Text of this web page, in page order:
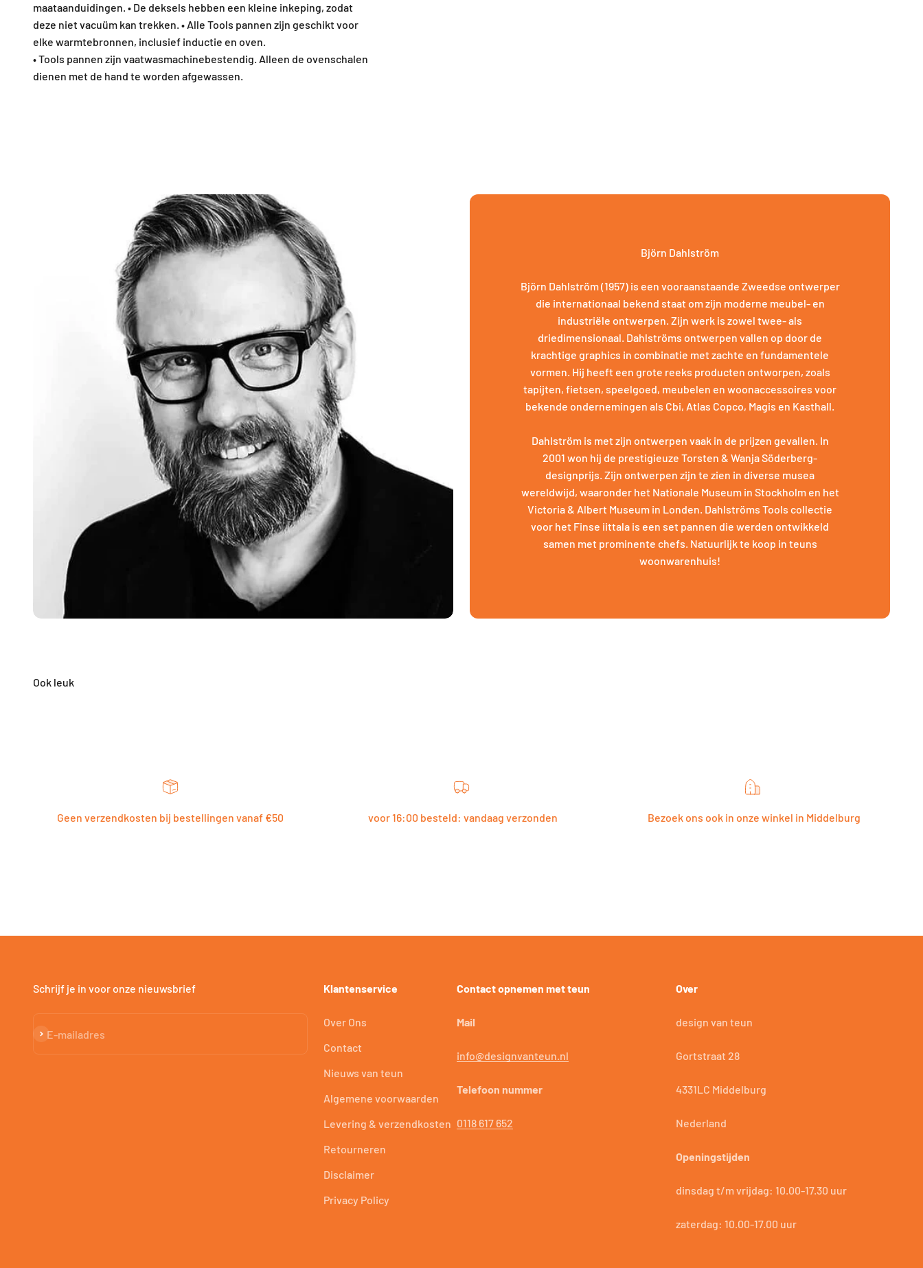
maataanduidingen. • De deksels hebben een kleine inkeping, zodat
deze niet vacuüm kan trekken. • Alle Tools pannen zijn geschikt voor
elke warmtebronnen, inclusief inductie en oven.
• Tools pannen zijn vaatwasmachinebestendig. Alleen de ovenschalen
dienen met de hand te worden afgewassen.
Björn Dahlström
Björn Dahlström (1957) is een vooraanstaande Zweedse ontwerper
die internationaal bekend staat om zijn moderne meubel- en
industriële ontwerpen. Zijn werk is zowel twee- als
driedimensionaal. Dahlströms ontwerpen vallen op door de
krachtige graphics in combinatie met zachte en fundamentele
vormen. Hij heeft een grote reeks producten ontworpen, zoals
tapijten, fietsen, speelgoed, meubelen en woonaccessoires voor
bekende ondernemingen als Cbi, Atlas Copco, Magis en Kasthall.
Dahlström is met zijn ontwerpen vaak in de prijzen gevallen. In
2001 won hij de prestigieuze Torsten & Wanja Söderberg-
designprijs. Zijn ontwerpen zijn te zien in diverse musea
wereldwijd, waaronder het Nationale Museum in Stockholm en het
Victoria & Albert Museum in Londen. Dahlströms Tools collectie
voor het Finse iittala is een set pannen die werden ontwikkeld
samen met prominente chefs. Natuurlijk te koop in teuns
woonwarenhuis!
Geen verzendkosten bij bestellingen vanaf €50 voor 16:00 besteld: vandaag verzonden Bezoek ons ook in onze winkel in Middelburg
Schrijf je in voor onze nieuwsbrief
E-mailadres
Abonneren
Klantenservice
Over Ons
Contact
Nieuws van teun
Algemene voorwaarden
Levering & verzendkosten
Retourneren
Disclaimer
Privacy Policy
Contact opnemen met teun
Mail
info@designvanteun.nl
Telefoon nummer
0118 617 652
Over
design van teun
Gortstraat 28
4331LC Middelburg
Nederland
Openingstijden
dinsdag t/m vrijdag: 10.00-17.30 uur
zaterdag: 10.00-17.00 uur